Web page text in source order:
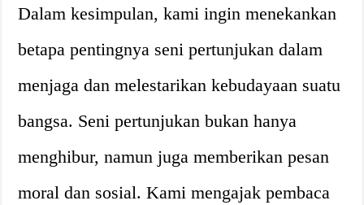
Dalam kesimpulan, kami ingin menekankan
betapa pentingnya seni pertunjukan dalam
menjaga dan melestarikan kebudayaan suatu
bangsa. Seni pertunjukan bukan hanya
menghibur, namun juga memberikan pesan
moral dan sosial. Kami mengajak pembaca